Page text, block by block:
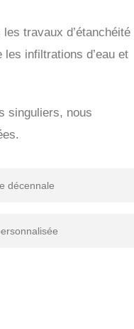
travaux d’étanchéité
infiltrations d’eau et
singuliers, nous
décennale